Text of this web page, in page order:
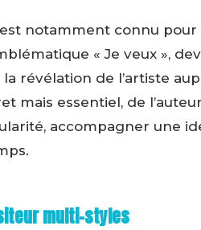
notamment connu
« Je veux »,
révélation de l’artiste
mais essentiel, de
accompagner une
multi-styles